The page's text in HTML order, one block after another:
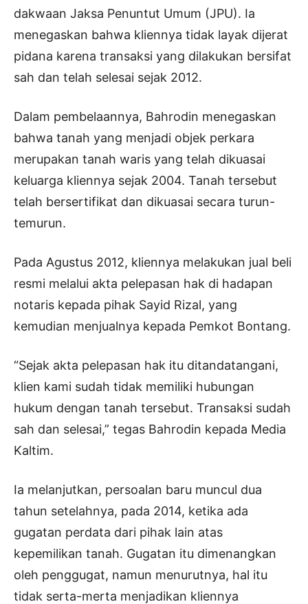
dakwaan Jaksa Penuntut Umum (JPU). Ia
menegaskan bahwa kliennya tidak layak dijerat
pidana karena transaksi yang dilakukan bersifat
sah dan telah selesai sejak 2012.
Dalam pembelaannya, Bahrodin menegaskan
bahwa tanah yang menjadi objek perkara
merupakan tanah waris yang telah dikuasai
keluarga kliennya sejak 2004. Tanah tersebut
telah bersertifikat dan dikuasai secara turun-
temurun.
Pada Agustus 2012, kliennya melakukan jual beli
resmi melalui akta pelepasan hak di hadapan
notaris kepada pihak Sayid Rizal, yang
kemudian menjualnya kepada Pemkot Bontang.
“Sejak akta pelepasan hak itu ditandatangani,
klien kami sudah tidak memiliki hubungan
hukum dengan tanah tersebut. Transaksi sudah
sah dan selesai,” tegas Bahrodin kepada Media
Kaltim.
Ia melanjutkan, persoalan baru muncul dua
tahun setelahnya, pada 2014, ketika ada
gugatan perdata dari pihak lain atas
kepemilikan tanah. Gugatan itu dimenangkan
oleh penggugat, namun menurutnya, hal itu
tidak serta-merta menjadikan kliennya